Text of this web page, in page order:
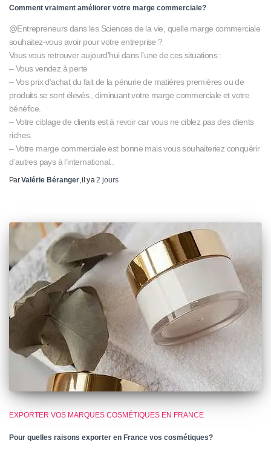
Comment vraiment améliorer votre marge commerciale?
@Entrepreneurs dans les Sciences de la vie, quelle marge commerciale
souhaitez-vous avoir pour votre entreprise ?
Vous vous retrouver aujourd’hui dans l’une de ces situations :
– Vous vendez à perte
– Vos prix d’achat du fait de la pénurie de matières premières ou de
produits se sont élevés., diminuant votre marge commerciale et votre
bénéfice.
– Votre ciblage de clients est à revoir car vous ne ciblez pas des clients
riches.
– Votre marge commerciale est bonne mais vous souhaiteriez conquérir
d’autres pays à l’international..
ParValérie Béranger, il y a2 jours
EXPORTER VOS MARQUES COSMÉTIQUES EN FRANCE
Pour quelles raisons exporter en France vos cosmétiques?